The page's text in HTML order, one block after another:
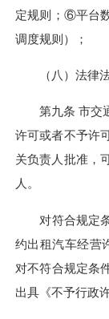
定规则；⑥平台
调度规则）；
（八）法律法
第九条 市交通
许可或者不予许
关负责人批准，
人。
对符合规定条
约出租汽车经营
对不符合规定条
出具《不予行政